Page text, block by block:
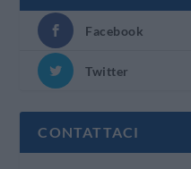
Facebook
Twitter
CONTATTACI